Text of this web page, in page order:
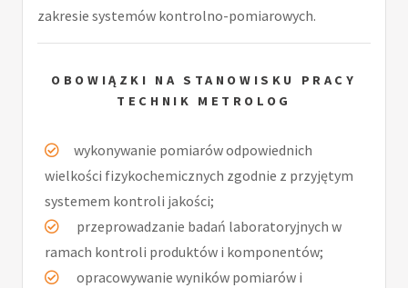
zakresie systemów kontrolno-pomiarowych.
OBOWIĄZKI NA STANOWISKU PRACY
TECHNIK METROLOG
wykonywanie pomiarów odpowiednich
wielkości fizykochemicznych zgodnie z przyjętym
systemem kontroli jakości;
przeprowadzanie badań laboratoryjnych w
ramach kontroli produktów i komponentów;
opracowywanie wyników pomiarów i